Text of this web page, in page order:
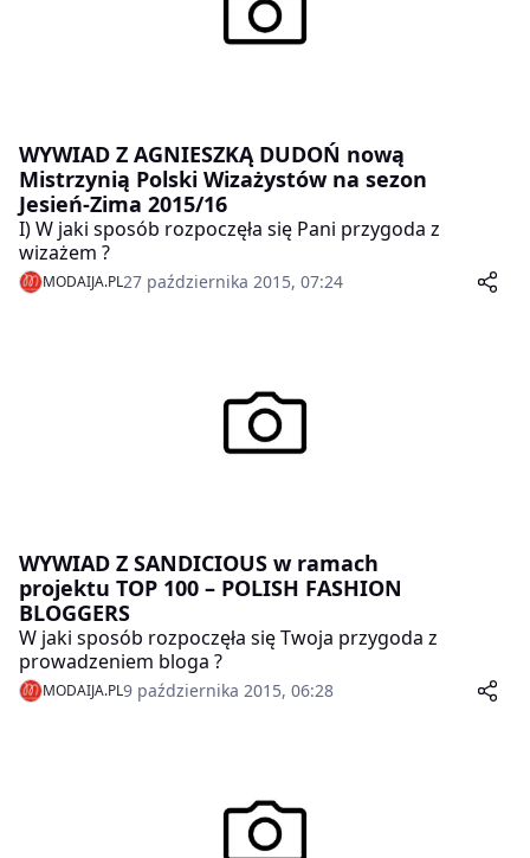
WYWIAD Z AGNIESZKĄ DUDOŃ nową
Mistrzynią Polski Wizażystów na sezon
Jesień-Zima 2015/16
I) W jaki sposób rozpoczęła się Pani przygoda z
wizażem ?
MODAIJA.PL27 października 2015, 07:24
WYWIAD Z SANDICIOUS w ramach
projektu TOP 100 – POLISH FASHION
BLOGGERS
W jaki sposób rozpoczęła się Twoja przygoda z
prowadzeniem bloga ?
MODAIJA.PL9 października 2015, 06:28